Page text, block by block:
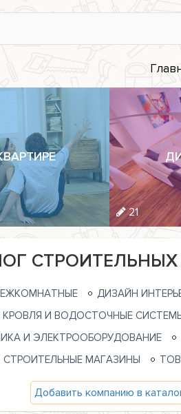
21
ДИЗАЙН
КРОВЛЯ И ВОДОСТОЧНЫЕ
И ЭЛЕКТРООБОРУДОВАНИЕ
СТРОИТЕЛЬНЫЕ МАГАЗИНЫ
Добавить компанию в